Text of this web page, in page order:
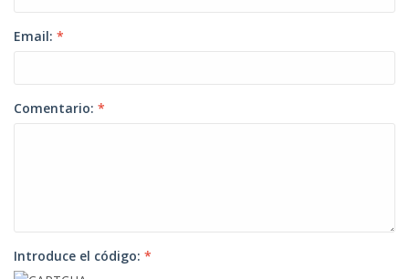
Email: *
Comentario: *
Introduce el código: *